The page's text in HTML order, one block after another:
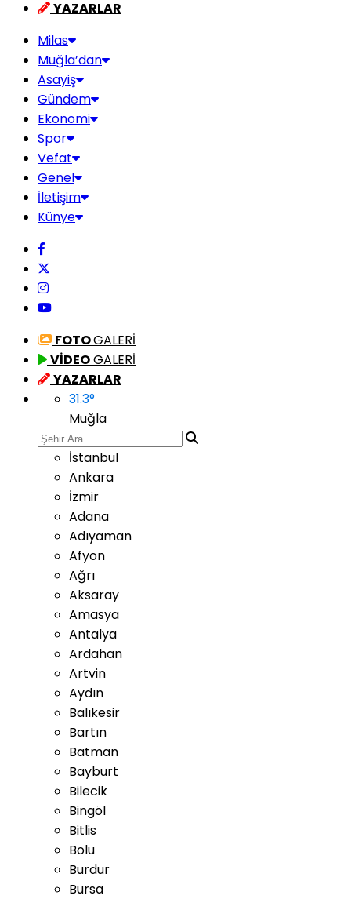
YAZARLAR
Milas
Muğla’dan
Asayiş
Gündem
Ekonomi
Spor
Vefat
Genel
İletişim
Künye
FOTOGALERİ
VİDEOGALERİ
YAZARLAR
31.3°
Muğla
İstanbul
Ankara
İzmir
Adana
Adıyaman
Afyon
Ağrı
Aksaray
Amasya
Antalya
Ardahan
Artvin
Aydın
Balıkesir
Bartın
Batman
Bayburt
Bilecik
Bingöl
Bitlis
Bolu
Burdur
Bursa